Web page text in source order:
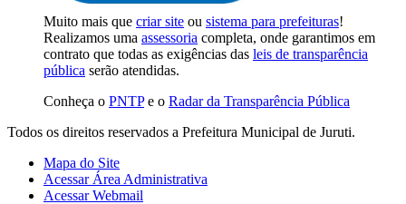
Muito mais que criar site ou sistema para prefeituras!
Realizamos uma assessoria completa, onde garantimos em
contrato que todas as exigências das leis de transparência
pública serão atendidas.
Conheça o PNTPe o Radar da Transparência Pública
Todos os direitos reservados a Prefeitura Municipal de Juruti.
Mapa do Site
Acessar Área Administrativa
Acessar Webmail